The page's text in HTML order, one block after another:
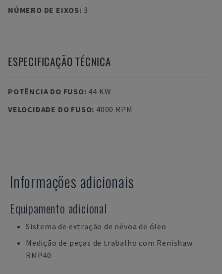
NÚMERO DE EIXOS: 3
ESPECIFICAÇÃO TÉCNICA
POTÊNCIA DO FUSO: 44 KW
VELOCIDADE DO FUSO: 4000 RPM
Informações adicionais
Equipamento adicional
Sistema de extração de névoa de óleo
Medição de peças de trabalho com Renishaw
RMP40